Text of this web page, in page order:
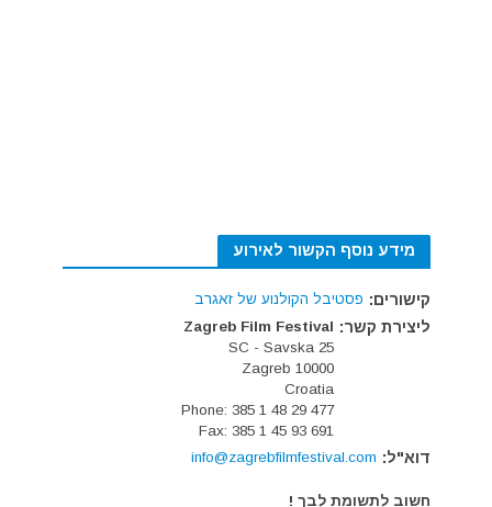
מידע נוסף הקשור לאירוע
קישורים: פסטיבל הקולנוע של זאגרב
ליצירת קשר: Zagreb Film Festival
SC - Savska 25
10000 Zagreb
Croatia
Phone: 385 1 48 29 477
Fax: 385 1 45 93 691
דוא"ל: info@zagrebfilmfestival.com
חשוב לתשומת לבך !